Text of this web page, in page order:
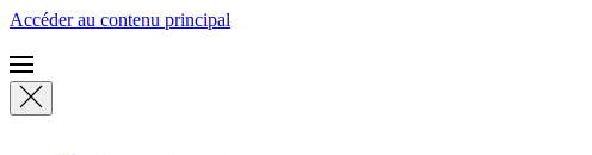
Accéder au contenu principal